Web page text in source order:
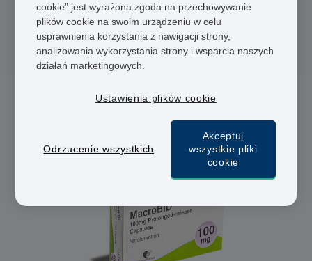
Bezpieczna płatność
3 leków na Zapalenie pęcherza
cookie” jest wyrażona zgoda na przechowywanie
plików cookie na swoim urządzeniu w celu
usprawnienia korzystania z nawigacji strony,
analizowania wykorzystania strony i wsparcia naszych
działań marketingowych.
Ustawienia plików cookie
Odrzucenie wszystkich
Akceptuj
wszystkie pliki
cookie